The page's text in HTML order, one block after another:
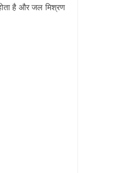
है और जल मिश्रण